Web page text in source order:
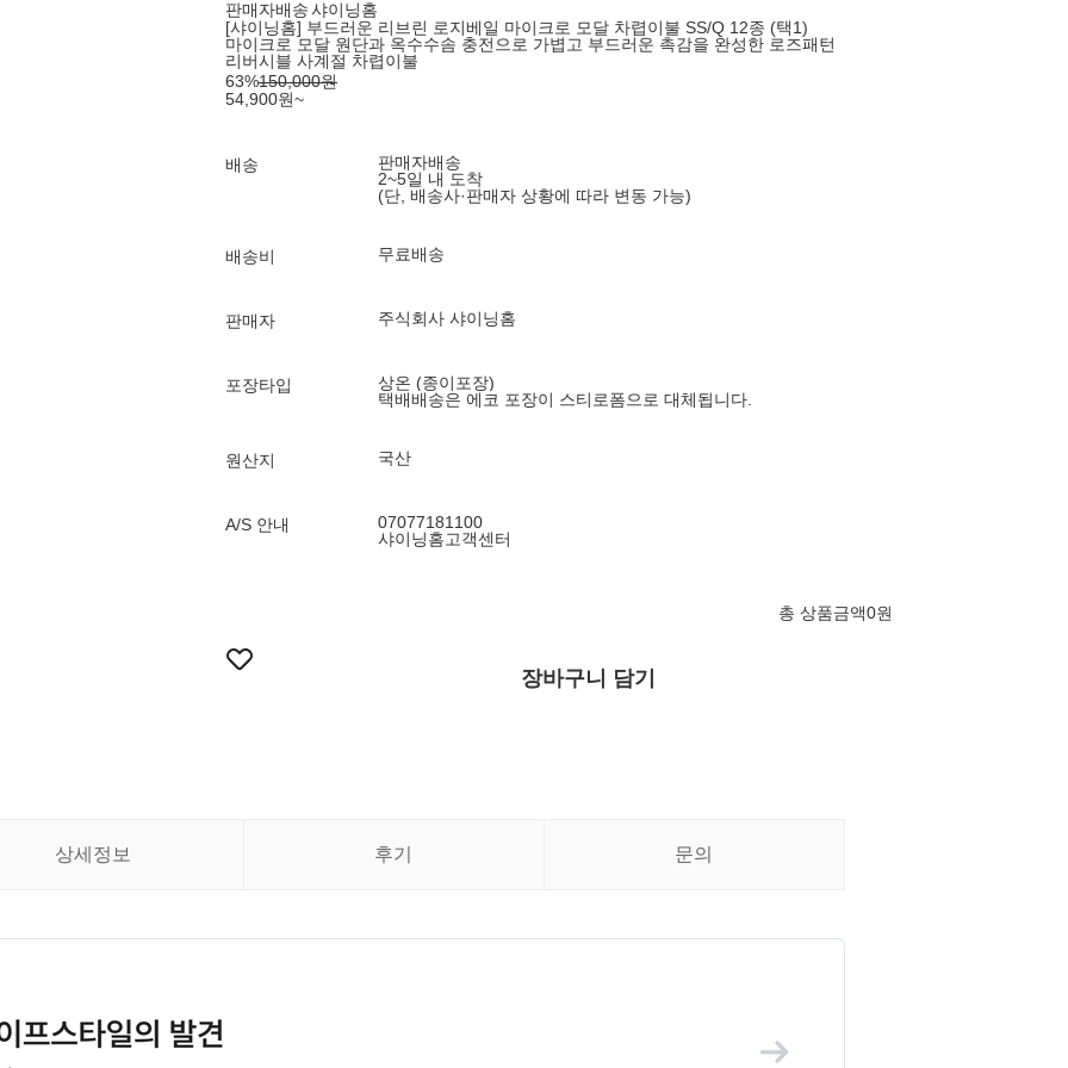
판매자배송샤이닝홈
[샤이닝홈] 부드러운 리브린 로지베일 마이크로 모달 차렵이불 SS/Q 12종 (택1)
마이크로 모달 원단과 옥수수솜 충전으로 가볍고 부드러운 촉감을 완성한 로즈패턴
리버시블 사계절 차렵이불
63%150,000원
54,900원~
배송
판매자배송
2~5일 내 도착
(단, 배송사·판매자 상황에 따라 변동 가능)
배송비 무료배송
판매자 주식회사 샤이닝홈
포장타입
상온 (종이포장)
택배배송은 에코 포장이 스티로폼으로 대체됩니다.
원산지 국산
A/S 안내
07077181100
샤이닝홈고객센터
총 상품금액0원
장바구니 담기
상세정보 후기 문의